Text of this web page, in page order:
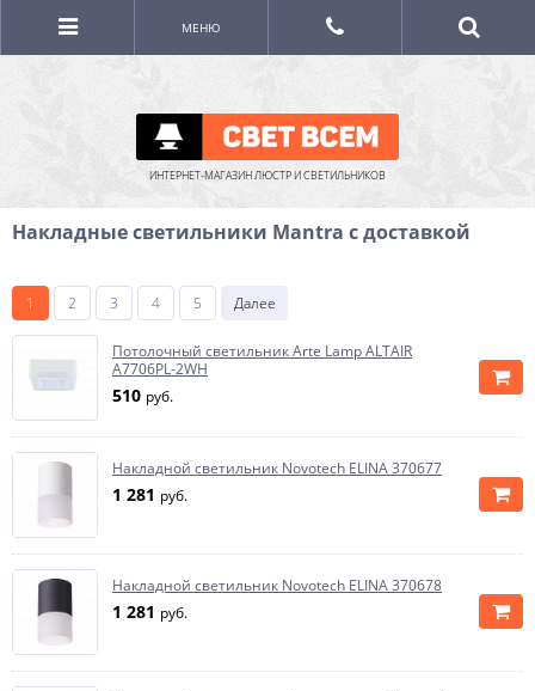
ИНТЕРНЕТ-МАГАЗИН ЛЮСТР И СВЕТИЛЬНИКОВ
МЕНЮ
Накладные светильники Mantra с доставкой
1 2 3 4 5 Далее
Потолочный светильник Arte Lamp ALTAIR
A7706PL-2WH
510 руб.
Накладной светильник Novotech ELINA 370677
1 281 руб.
Накладной светильник Novotech ELINA 370678
1 281 руб.